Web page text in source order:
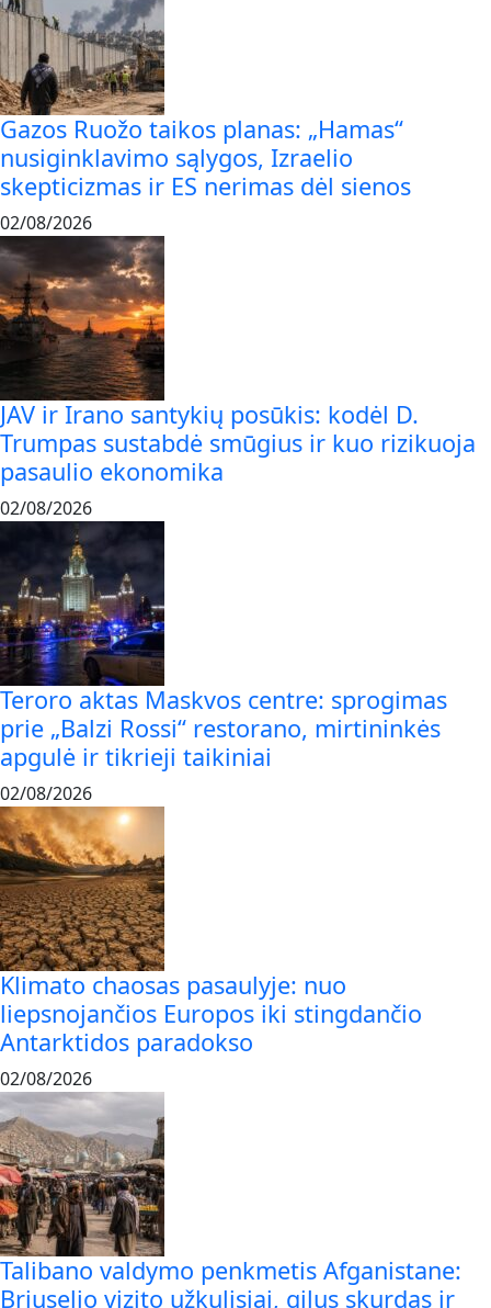
Gazos Ruožo taikos planas: „Hamas“
nusiginklavimo sąlygos, Izraelio
skepticizmas ir ES nerimas dėl sienos
02/08/2026
JAV ir Irano santykių posūkis: kodėl D.
Trumpas sustabdė smūgius ir kuo rizikuoja
pasaulio ekonomika
02/08/2026
Teroro aktas Maskvos centre: sprogimas
prie „Balzi Rossi“ restorano, mirtininkės
apgulė ir tikrieji taikiniai
02/08/2026
Klimato chaosas pasaulyje: nuo
liepsnojančios Europos iki stingdančio
Antarktidos paradokso
02/08/2026
Talibano valdymo penkmetis Afganistane:
Briuselio vizito užkulisiai, gilus skurdas ir